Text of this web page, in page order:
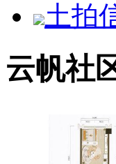
土拍
云帆社